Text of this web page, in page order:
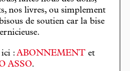
nos livres, ou simplement
de soutien car la bise
ici : ABONNEMENT et
ASSO.